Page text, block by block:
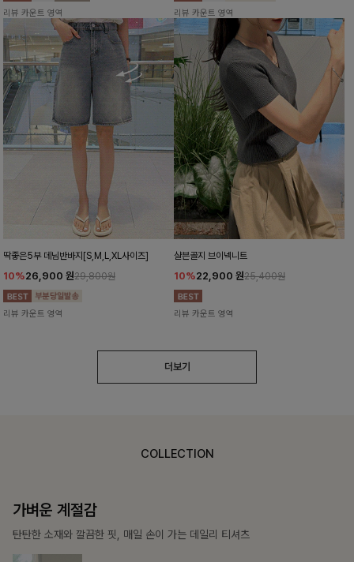
리뷰 카운트 영역 리뷰 카운트 영역
딱좋은5부 데님반바지[S,M,L,XL사이즈]
10%26,900 원29,800원
리뷰 카운트 영역
샬븐골지 브이넥니트
10%22,900 원25,400원
리뷰 카운트 영역
더보기
COLLECTION
가장 쉬운 코디
특별한 날부터 일상까지 함께하는 룩